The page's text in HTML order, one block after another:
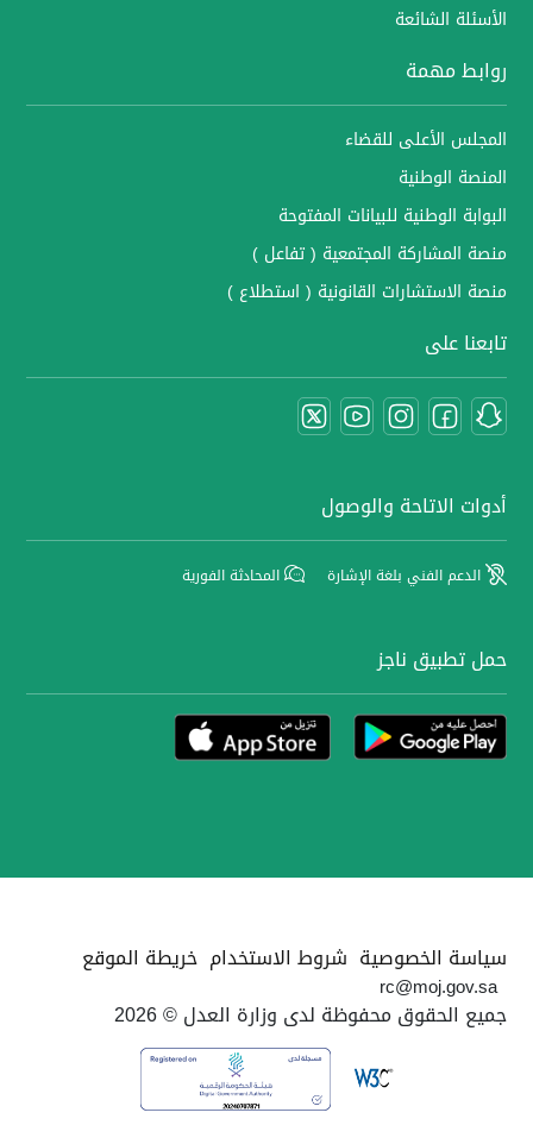
الأسئلة الشائعة
روابط مهمة
المجلس الأعلى للقضاء
المنصة الوطنية
البوابة الوطنية للبيانات المفتوحة
منصة المشاركة المجتمعية ( تفاعل )
منصة الاستشارات القانونية ( استطلاع )
تابعنا على
أدوات الاتاحة والوصول
الدعم الفني بلغة الإشارة المحادثة الفورية
حمل تطبيق ناجز
سياسة الخصوصية شروط الاستخدام خريطة الموقع
rc@moj.gov.sa
جميع الحقوق محفوظة لدى وزارة العدل © 2026